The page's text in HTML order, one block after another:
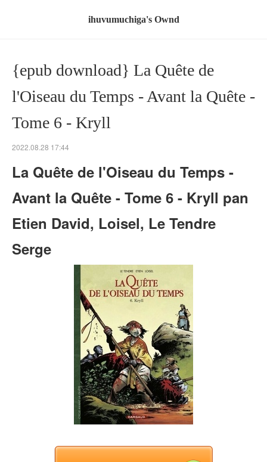
ihuvumuchiga's Ownd
{epub download} La Quête de
l'Oiseau du Temps - Avant la Quête -
Tome 6 - Kryll
2022.08.28 17:44
La Quête de l'Oiseau du Temps -
Avant la Quête - Tome 6 - Kryll pan
Etien David, Loisel, Le Tendre
Serge